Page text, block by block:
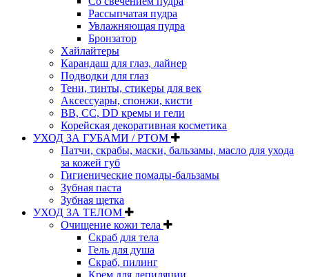
Рассыпчатая пудра
Увлажняющая пудра
Бронзатор
Хайлайтеры
Карандаш для глаз, лайнер
Подводки для глаз
Тени, тинты, стикеры для век
Аксессуары, спонжи, кисти
BB, CC, DD кремы и гели
Корейская декоративная косметика
УХОД ЗА ГУБАМИ / РТОМ
Патчи, скрабы, маски, бальзамы, масло для ухода
за кожей губ
Гигиенические помады-бальзамы
Зубная паста
Зубная щетка
УХОД ЗА ТЕЛОМ
Очищение кожи тела
Скраб для тела
Гель для душа
Скраб, пилинг
Крем для депиляции